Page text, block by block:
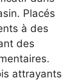
Placés
à des
des
attrayants